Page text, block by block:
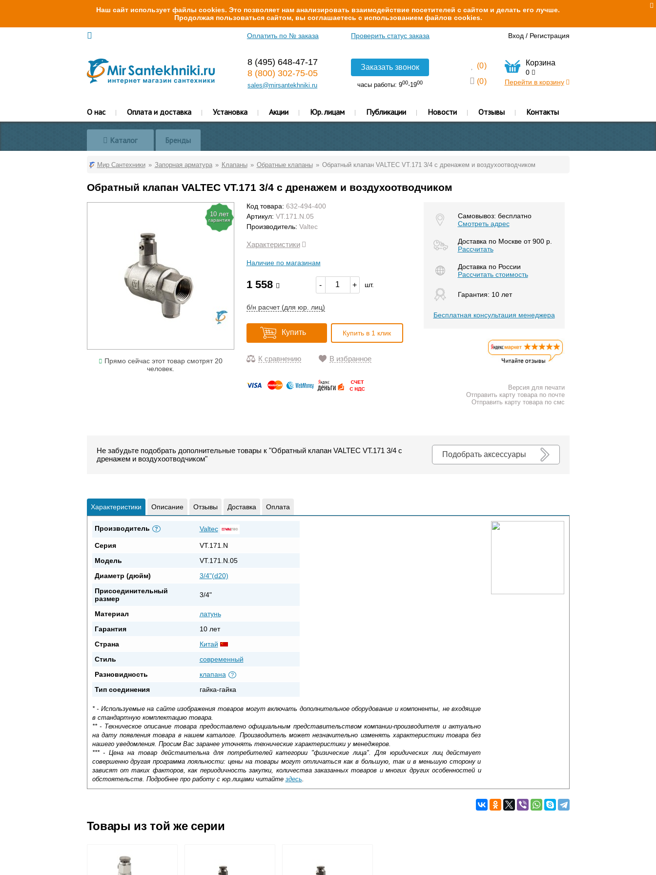
Наш сайт использует файлы cookies. Это позволяет нам анализировать взаимодействие посетителей с сайтом и делать его лучше.
Продолжая пользоваться сайтом, вы соглашаетесь с использованием файлов cookies.
Оплатить по № заказа Проверить статус заказа Вход / Регистрация
8 (495) 648-47-17
8 (800) 302-75-05
sales@mirsantekhniki.ru
Заказать звонок
часы работы: 900-1900
(0)
(0)
Корзина
0
Перейти в корзину
О нас Оплата и доставка Установка Акции Юр. лицам Публикации Новости Отзывы Контакты
Каталог Бренды
Мир Сантехники Запорная арматура Клапаны Обратные клапаны Обратный клапан VALTEC VT.171 3/4 с дренажем и воздухоотводчиком
Обратный клапан VALTEC VT.171 3/4 с дренажем и воздухоотводчиком
10 лет
гарантия
Прямо сейчас этот товар смотрят 20
человек.
Код товара: 632-494-400
Артикул: VT.171.N.05
Производитель: Valtec
Характеристики
Наличие по магазинам
1 558 - + шт.
б/н расчет (для юр. лиц)
Купить Купить в 1 клик
К сравнению В избранное
Самовывоз: бесплатно
Смотреть адрес
Доставка по Москве от 900 р.
Расcчитать
Доставка по России
Рассчитать стоимость
Гарантия: 10 лет
Бесплатная консультация менеджера
Версия для печати
Отправить карту товара по почте
Отправить карту товара по смс
Подобрать аксессуары
Не забудьте подобрать дополнительные товары к "Обратный клапан VALTEC VT.171 3/4 с
дренажем и воздухоотводчиком"
Характеристики Описание Отзывы Доставка Оплата
Производитель ? Valtec
Серия
VT.171.N
Модель
VT.171.N.05
Диаметр (дюйм)
3/4"(d20)
Присоединительный
размер
3/4"
Материал
латунь
Гарантия
10 лет
Страна
Китай
Стиль
современный
Разновидность
клапана ?
Тип соединения гайка-гайка
* - Используемые на сайте изображения товаров могут включать дополнительное оборудование и компоненты, не входящие
в стандартную комплектацию товара.
** - Техническое описание товара предоставлено официальным представительством компании-производителя и актуально
на дату появления товара в нашем каталоге. Производитель может незначительно изменять характеристики товара без
нашего уведомления. Просим Вас заранее уточнять технические характеристики у менеджеров.
*** - Цена на товар действительна для потребителей категории "физические лица". Для юридических лиц действует
совершенно другая программа лояльности: цены на товары могут отличаться как в большую, так и в меньшую сторону и
зависят от таких факторов, как периодичность закупки, количества заказанных товаров и многих других особенностей и
обстоятельств. Подробнее про работу с юр.лицами читайте здесь
Доставка сантехники по Москве и Московской области
Возможные способы оплаты:
Интернет-деньгами (Yandex-деньги, Web-money, Qiwi-кошельки и другие).
Безналичный расчёт (возможно и с НДС)
Товары из той же серии